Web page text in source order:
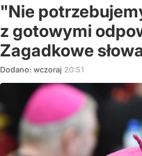
"Nie
z gotowymi
Zagadkowe
Dodano: wczoraj 20:51